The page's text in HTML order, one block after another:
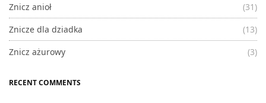
Znicz anioł
(31)
Znicze dla dziadka
(13)
Znicz ażurowy
(3)
RECENT COMMENTS